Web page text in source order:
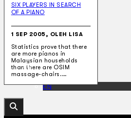
Teater
Tarian
Penapisan
Sejarah Lisan
Mengenai Kami
Hubungi Kami
BM
EN
SIX PLAYERS IN SEARCH
OF A PIANO
1 SEP 2005, OLEH LISA
Statistics prove that there
are more pianos in
Malaysian households
than there are OSIM
massage-chairs.…